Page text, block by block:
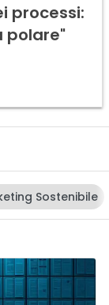
processi:
polare"